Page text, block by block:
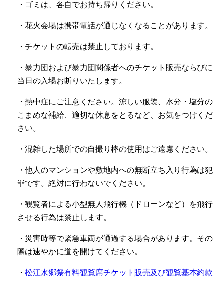
・ゴミは、各自でお持ち帰りください。
・花火会場は携帯電話が通じなくなることがあります。
・チケットの転売は禁止しております。
・暴力団および暴力団関係者へのチケット販売ならびに
当日の入場お断りいたします。
・熱中症にご注意ください。涼しい服装、水分・塩分の
こまめな補給、適切な休息をとるなど、お気をつけくだ
さい。
・混雑した場所での自撮り棒の使用はご遠慮ください。
・他人のマンションや敷地内への無断立ち入り行為は犯
罪です。絶対に行わないでください。
・観覧者による小型無人飛行機（ドローンなど）を飛行
させる行為は禁止します。
・災害時等で緊急車両が通過する場合があります。その
際は速やかに道を開けてください。
・ 松江水郷祭有料観覧席チケット販売及び観覧基本約款